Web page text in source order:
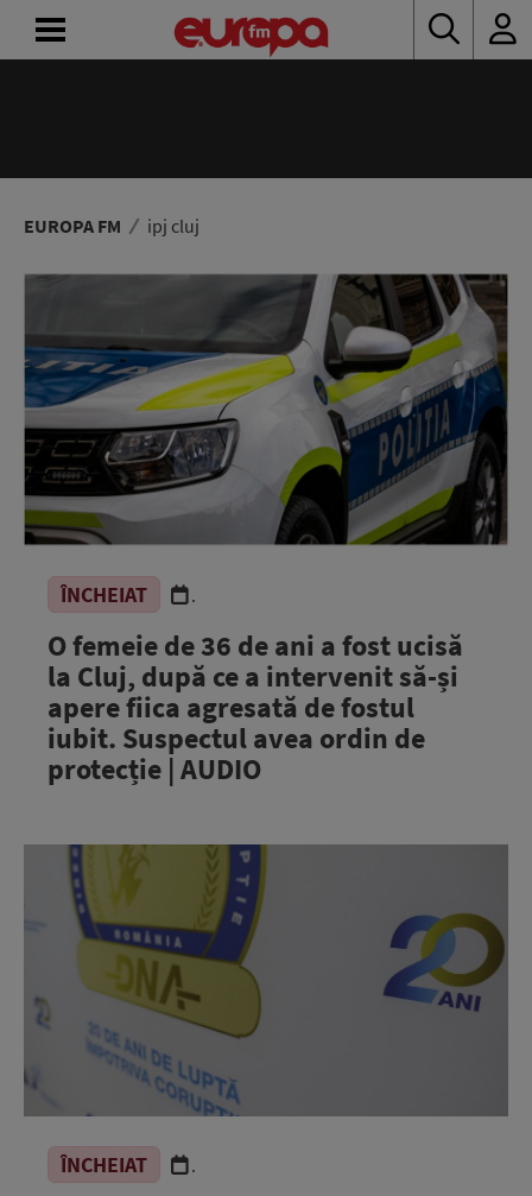
EUROPA FM ipj cluj
ÎNCHEIAT .
O femeie de 36 de ani a fost ucisă
la Cluj, după ce a intervenit să-și
apere fiica agresată de fostul
iubit. Suspectul avea ordin de
protecție | AUDIO
ÎNCHEIAT .
RADIO
CONCURSURI
PODCAST
ASCULTĂ
LIVE